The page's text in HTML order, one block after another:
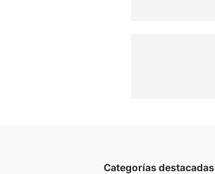
Categorías destacadas